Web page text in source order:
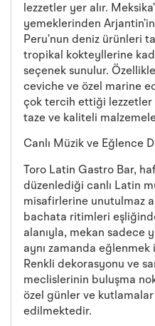
lezzetler yer alır.
yemeklerinden
Peru’nun deniz ürünleri
tropikal kokteyllerine
seçenek sunulur.
ceviche ve özel marine
çok tercih ettiği lezzetler
taze ve kaliteli
Canlı Müzik ve Eğlence
Toro Latin Gastro Bar,
düzenlediği canlı Latin
misafirlerine unutulmaz
bachata ritimleri
alanıyla, mekan sadece
aynı zamanda
Renkli dekorasyonu ve
meclislerinin buluşma
özel günler ve
edilmektedir.